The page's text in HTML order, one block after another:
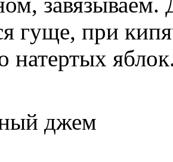
гуще, при
натертых
джем